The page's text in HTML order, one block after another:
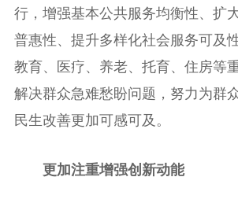
行，增强基本公共服务均衡性、扩
普惠性、提升多样化社会服务可及
教育、医疗、养老、托育、住房等
解决群众急难愁盼问题，努力为群
民生改善更加可感可及。
更加注重增强创新动能